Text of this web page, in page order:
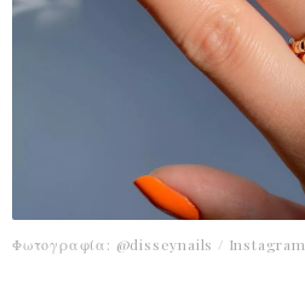
Φωτογραφία: @disseynails / Instagram